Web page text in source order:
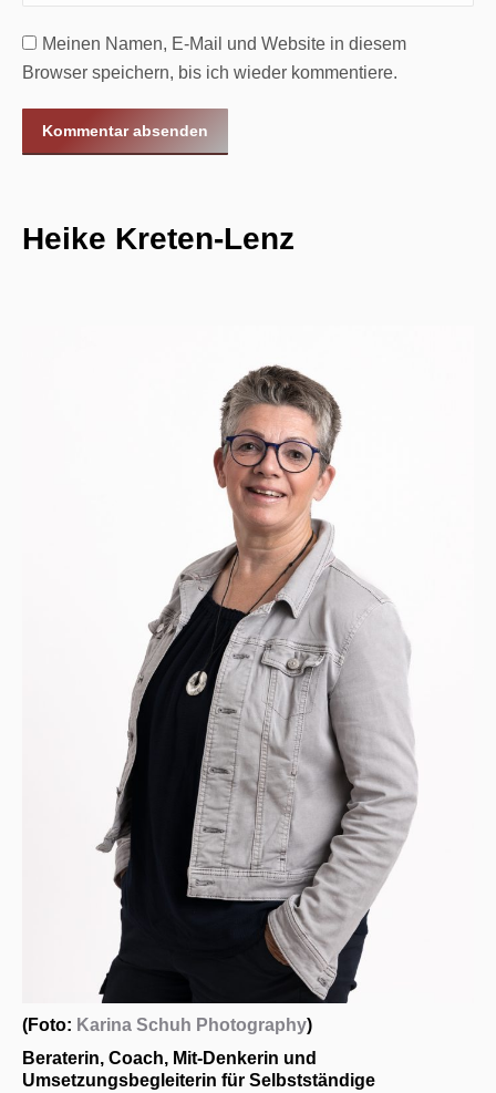
Meinen Namen, E-Mail und Website in diesem
Browser speichern, bis ich wieder kommentiere.
Kommentar absenden
Heike Kreten-Lenz
(Foto: Karina Schuh Photography)
Beraterin, Coach, Mit-Denkerin und
Umsetzungsbegleiterin für Selbstständige